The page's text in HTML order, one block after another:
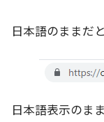
日本語のままだ
日本語表示のま